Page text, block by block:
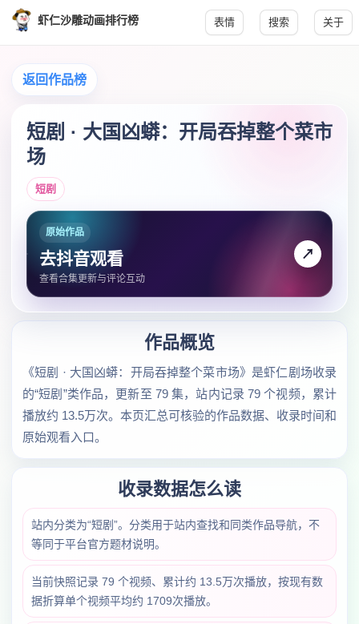
虾仁沙雕动画排行榜 表情 搜索 关于
返回作品榜
短剧 · 大国凶蟒：开局吞掉整个菜市
场
短剧
原始作品
去抖音观看
查看合集更新与评论互动
↗
作品概览
《短剧 · 大国凶蟒：开局吞掉整个菜市场》是虾仁剧场收录
的“短剧”类作品，更新至 79 集，站内记录 79 个视频，累计
播放约 13.5万次。本页汇总可核验的作品数据、收录时间和
原始观看入口。
收录数据怎么读
站内分类为“短剧”。分类用于站内查找和同类作品导航，不
等同于平台官方题材说明。
当前快照记录 79 个视频、累计约 13.5万次播放，按现有数
据折算单个视频平均约 1709次播放。